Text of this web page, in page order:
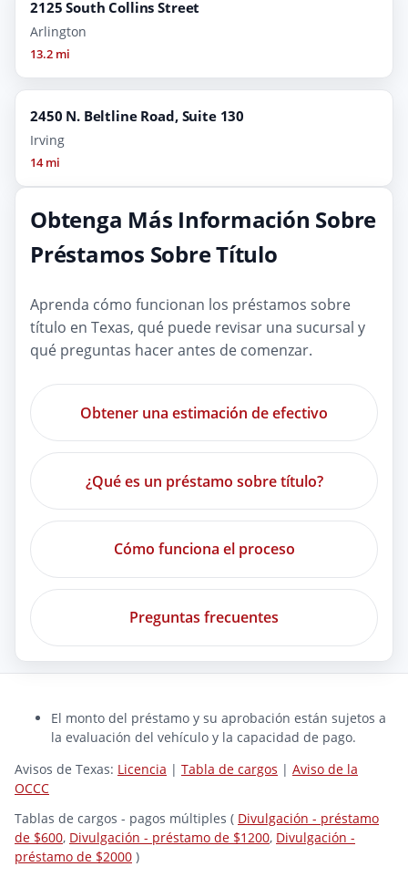
2125 South Collins Street
Arlington
13.2 mi
2450 N. Beltline Road, Suite 130
Irving
14 mi
Obtenga Más Información Sobre
Préstamos Sobre Título
Aprenda cómo funcionan los préstamos sobre
título en Texas, qué puede revisar una sucursal y
qué preguntas hacer antes de comenzar.
Obtener una estimación de efectivo
¿Qué es un préstamo sobre título?
Cómo funciona el proceso
Preguntas frecuentes
El monto del préstamo y su aprobación están sujetos a
la evaluación del vehículo y la capacidad de pago.
Avisos de Texas: Licencia | Tabla de cargos | Aviso de la
OCCC
Tablas de cargos - pagos múltiples ( Divulgación - préstamo
de $600, Divulgación - préstamo de $1200, Divulgación -
préstamo de $2000 )